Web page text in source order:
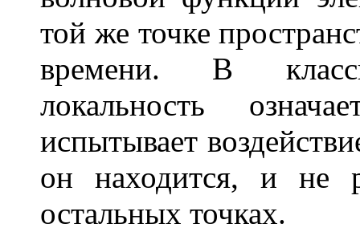
той же точке
времени. В
локальность
испытывает
он находится, и не
остальных точках.